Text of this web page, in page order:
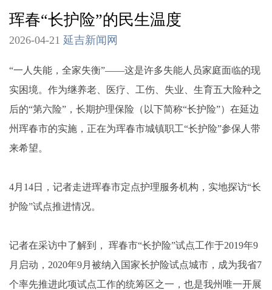
珲春“长护险”的民生温度
2026-04-21 延吉新闻网
“一人失能，全家失衡”——这是许多失能人员家庭面临的现
实困境。作为继养老、医疗、工伤、失业、生育五大险种之
后的“第六险”，长期护理保险（以下简称“长护险”）在延边
州珲春市的实施，正在为珲春市城镇职工“长护险”参保人带
来希望。
4月14日，记者走进珲春市定点护理服务机构，实地探访“长
护险”试点推进情况。
记者在采访中了解到， 珲春市“长护险”试点工作于2019年9
月启动，2020年9月被纳入国家长护险试点城市，成为我省7
个率先推进此项试点工作的统筹区之一，也是我州唯一开展